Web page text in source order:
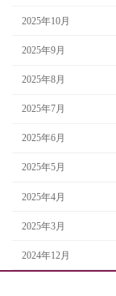
2025年10月
2025年9月
2025年8月
2025年7月
2025年6月
2025年5月
2025年4月
2025年3月
2024年12月